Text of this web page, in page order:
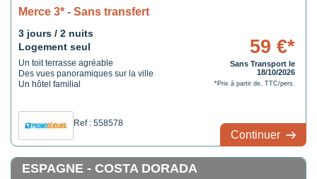
Merce 3* - Sans transfert
3 jours / 2 nuits
Logement seul
Un toit terrasse agréable
Des vues panoramiques sur la ville
Un hôtel familial
Ref : 558578
59 €*
Sans Transport le
18/10/2026
*Prix à partir de, TTC/pers.
Continuer
ESPAGNE - COSTA DORADA